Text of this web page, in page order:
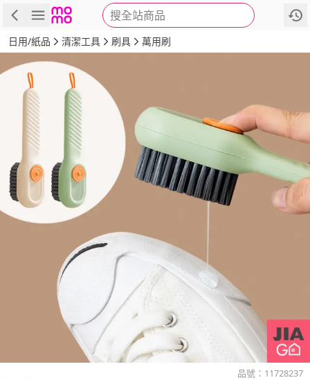
搜全站商品
商品 評價 詳情
日用/紙品 清潔工具 刷具 萬用刷
品號： 11728237